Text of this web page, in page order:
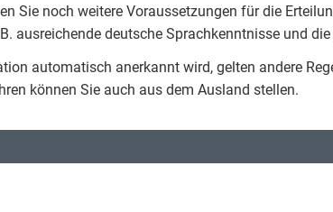
Sie noch weitere Voraussetzungen für die
ausreichende deutsche Sprachkenntnisse und
automatisch anerkannt wird, gelten andere
können Sie auch aus dem Ausland stellen.